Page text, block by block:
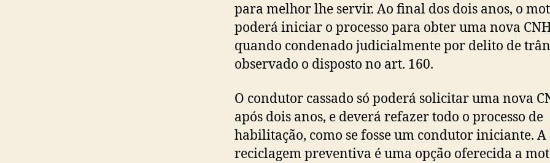
para melhor lhe servir. Ao final dos dois anos, o
poderá iniciar o processo para obter uma nova
quando condenado judicialmente por delito de
observado o disposto no art. 160.
O condutor cassado só poderá solicitar uma nova
após dois anos, e deverá refazer todo o processo de
habilitação, como se fosse um condutor iniciante. A
reciclagem preventiva é uma opção oferecida a